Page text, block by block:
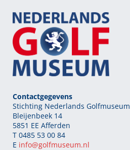
Contactgegevens
Stichting Nederlands Golfmuseum
Bleijenbeek 14
5851 EE Afferden
T 0485 53 00 84
E info@golfmuseum.nl